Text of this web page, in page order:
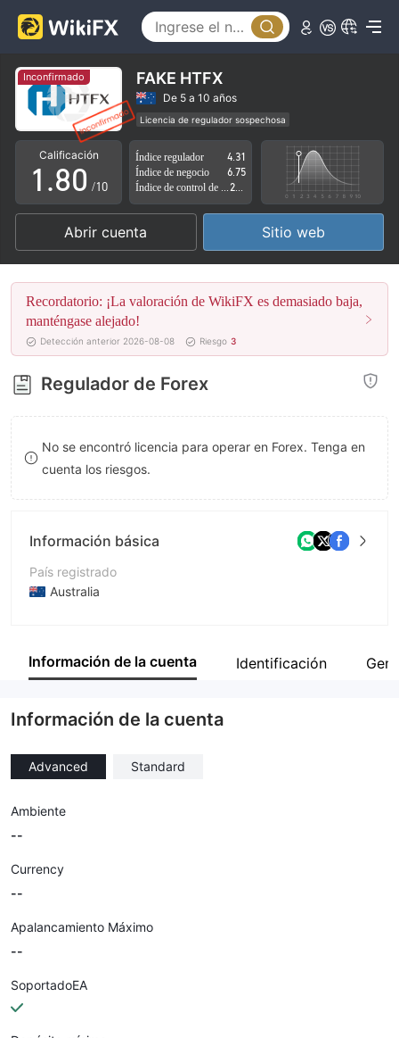
Inconfirmado FAKE HTFX
De 5 a 10 años
Licencia de regulador sospechosa
Zona de negocio sospechoso
Riesgo potencial alto
Calificación
0
1
2
3
4
5
6
7
8
9
.
4
5
6
7
8
9
0
1
2
3
4
5
6
7
8
9
/10
Índice regulador
4.31
Índice de negocio
6.75
Abrir cuenta Sitio web
Recordatorio: ¡La valoración de WikiFX es demasiado baja,
manténgase alejado!
Detección anterior 2026-08-08 Riesgo 3
Regulador de Forex
No se encontró licencia para operar en Forex. Tenga en
cuenta los riesgos.
Información básica
País registrado
Australia
Empresa
Información de la cuenta Identificación
Información de la cuenta
Advanced Standard
Ambiente
--
Currency
--
Apalancamiento Máximo
--
SoportadoEA